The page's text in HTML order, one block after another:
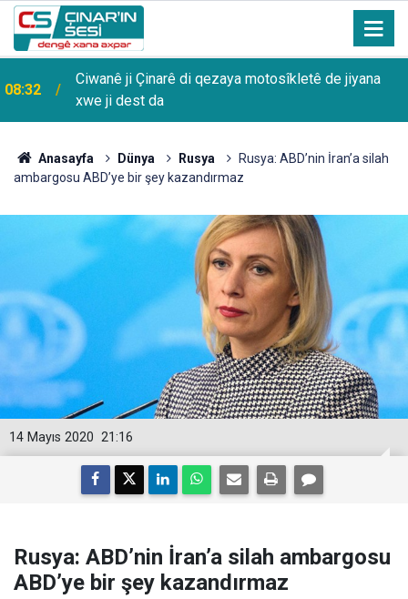
08:25 Ülke genelinde hava durumu
Anasayfa Dünya Rusya
Rusya: ABD’nin İran’a silah
ambargosu ABD’ye bir şey kazandırmaz
21:16
14 Mayıs 2020
Rusya: ABD’nin İran’a silah ambargosu
ABD’ye bir şey kazandırmaz